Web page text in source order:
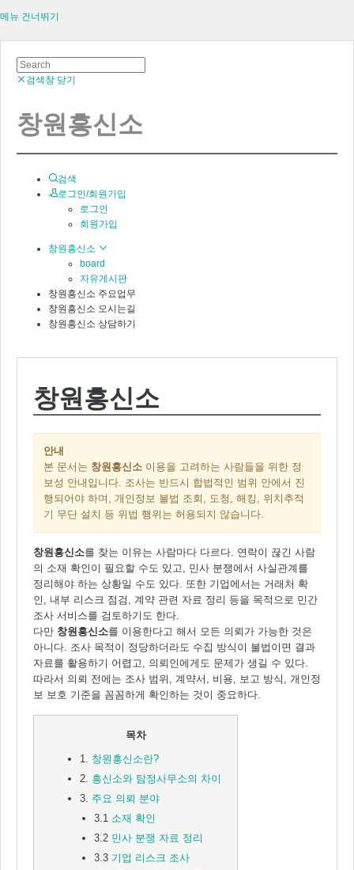
메뉴 건너뛰기
검색창 닫기
창원흥신소
검색
로그인/회원가입
로그인
회원가입
창원흥신소
board
자유게시판
창원흥신소 주요업무
창원흥신소 오시는길
창원흥신소 상담하기
창원흥신소
안내
본 문서는 창원흥신소 이용을 고려하는 사람들을 위한 정
보성 안내입니다. 조사는 반드시 합법적인 범위 안에서 진
행되어야 하며, 개인정보 불법 조회, 도청, 해킹, 위치추적
기 무단 설치 등 위법 행위는 허용되지 않습니다.
창원흥신소를 찾는 이유는 사람마다 다르다. 연락이 끊긴 사람
의 소재 확인이 필요할 수도 있고, 민사 분쟁에서 사실관계를
정리해야 하는 상황일 수도 있다. 또한 기업에서는 거래처 확
인, 내부 리스크 점검, 계약 관련 자료 정리 등을 목적으로 민간
조사 서비스를 검토하기도 한다.
다만 창원흥신소를 이용한다고 해서 모든 의뢰가 가능한 것은
아니다. 조사 목적이 정당하더라도 수집 방식이 불법이면 결과
자료를 활용하기 어렵고, 의뢰인에게도 문제가 생길 수 있다.
따라서 의뢰 전에는 조사 범위, 계약서, 비용, 보고 방식, 개인정
보 보호 기준을 꼼꼼하게 확인하는 것이 중요하다.
목차
1. 창원흥신소란?
2. 흥신소와 탐정사무소의 차이
3. 주요 의뢰 분야
3.1 소재 확인
3.2 민사 분쟁 자료 정리
3.3 기업 리스크 조사